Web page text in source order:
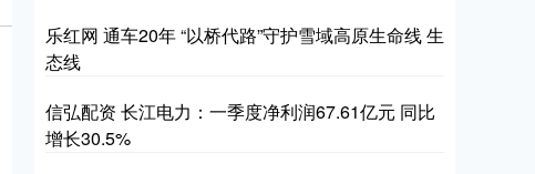
乐红网 通车20年 “以桥代路”守护雪域高原生命线 生
态线
信弘配资 长江电力：一季度净利润67.61亿元 同比
增长30.5%